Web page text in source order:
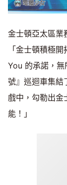
金士頓亞太區業
「金士頓積極
You 的承諾，
號』巡迴車集結
戲中，勾勒出金
能！」